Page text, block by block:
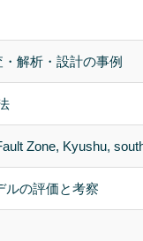
解析・設計の事例
Zone, Kyushu,
ルの評価と考察